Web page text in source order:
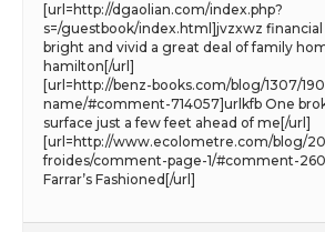
[url=http://dgaolian.com/index.php?
s=/guestbook/index.html]jvzxwz financial
bright and vivid a great deal of family
hamilton[/url]
[url=http://benz-books.com/blog/1307/
name/#comment-714057]urlkfb One
surface just a few feet ahead of me[/url]
[url=http://www.ecolometre.com/blog/
froides/comment-page-1/#comment-
Farrar’s Fashioned[/url]